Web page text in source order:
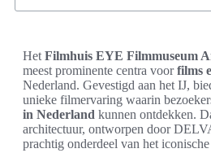
Het Filmhuis EYE Filmmuseum
meest prominente centra voorfilms
Nederland. Gevestigd aan het IJ,
unieke filmervaring waarin
in Nederland kunnen ontdekken.
architectuur, ontworpen door
prachtig onderdeel van het